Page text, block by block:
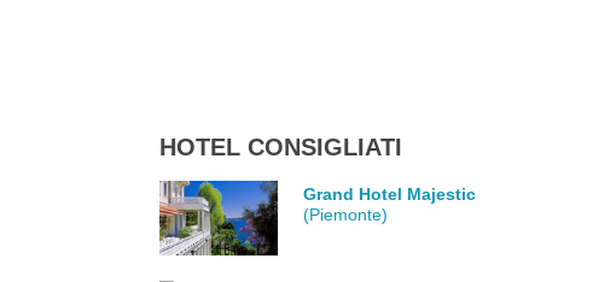
HOTEL CONSIGLIATI
Grand Hotel Majestic
(Piemonte)